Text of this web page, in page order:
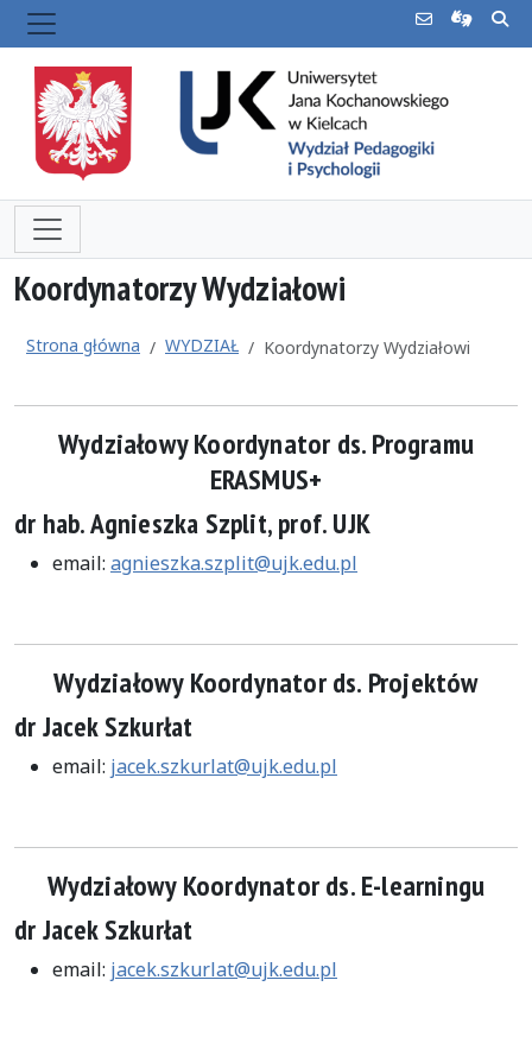
Koordynatorzy Wydziałowi
Strona główna WYDZIAŁ Koordynatorzy Wydziałowi
Wydziałowy Koordynator ds. Programu
ERASMUS+
dr hab. Agnieszka Szplit, prof. UJK
email: agnieszka.szplit@ujk.edu.pl
Wydziałowy Koordynator ds. Projektów
dr Jacek Szkurłat
email: jacek.szkurlat@ujk.edu.pl
Wydziałowy Koordynator ds. E-learningu
dr Jacek Szkurłat
email: jacek.szkurlat@ujk.edu.pl